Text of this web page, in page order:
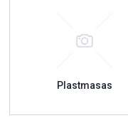
Plastmasas